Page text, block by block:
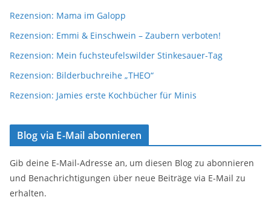
Rezension: Mama im Galopp
Rezension: Emmi & Einschwein – Zaubern verboten!
Rezension: Mein fuchsteufelswilder Stinkesauer-Tag
Rezension: Bilderbuchreihe „THEO“
Rezension: Jamies erste Kochbücher für Minis
Blog via E-Mail abonnieren
Gib deine E-Mail-Adresse an, um diesen Blog zu abonnieren
und Benachrichtigungen über neue Beiträge via E-Mail zu
erhalten.